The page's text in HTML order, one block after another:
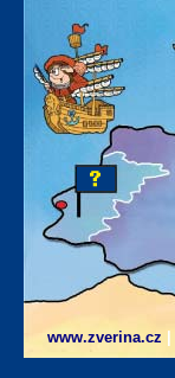
www.zverina.cz